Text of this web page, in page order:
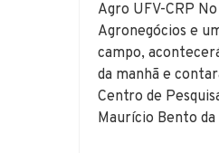
Agro UFV-CRP
Agronegócios e
campo,
da manhã e
Centro de
Maurício Bento da